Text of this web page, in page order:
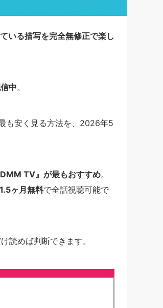
いる描写を完全無修正で楽し
中。
も安く見る方法を、2026年5
TV』が最もおすすめ。
ヶ月無料で全話視聴可能で
読めば判断できます。